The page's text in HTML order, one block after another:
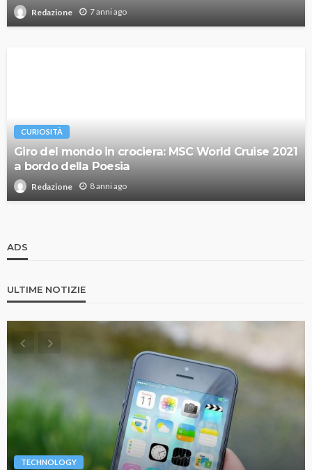
Redazione 7 anni ago
CURIOSITÀ
Giro del mondo in crociera: MSC World Cruise 2021
a bordo della Poesia
Redazione 8 anni ago
ADS
ULTIME NOTIZIE
TECHNOLOGY